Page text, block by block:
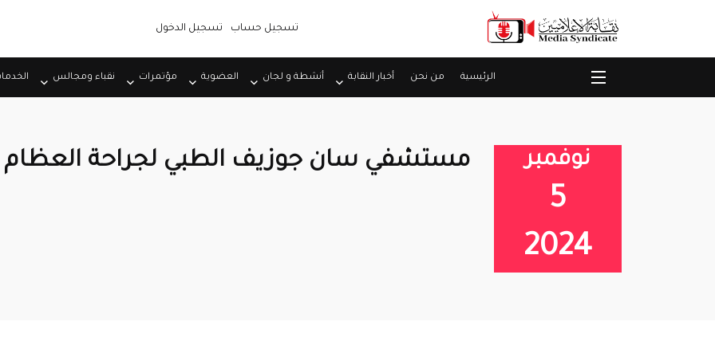
تسجيل حساب تسجيل الدخول
الرئيسية من نحن أخبار النقابة أنشطة و لجان العضوية مؤتمرات نقباء ومجالس
نوفمبر
5
2024
مستشفي سان جوزيف الطبي لجراحة العظام